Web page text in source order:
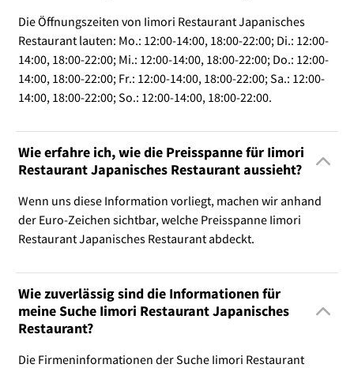
Die Öffnungszeiten von Iimori Restaurant Japanisches
Restaurant lauten: Mo.: 12:00-14:00, 18:00-22:00; Di.: 12:00-
14:00, 18:00-22:00; Mi.: 12:00-14:00, 18:00-22:00; Do.: 12:00-
14:00, 18:00-22:00; Fr.: 12:00-14:00, 18:00-22:00; Sa.: 12:00-
14:00, 18:00-22:00; So.: 12:00-14:00, 18:00-22:00.
Wie erfahre ich, wie die Preisspanne für Iimori
Restaurant Japanisches Restaurant aussieht?
Wenn uns diese Information vorliegt, machen wir anhand
der Euro-Zeichen sichtbar, welche Preisspanne Iimori
Restaurant Japanisches Restaurant abdeckt.
Wie zuverlässig sind die Informationen für
meine Suche Iimori Restaurant Japanisches
Restaurant?
Die Firmeninformationen der Suche Iimori Restaurant